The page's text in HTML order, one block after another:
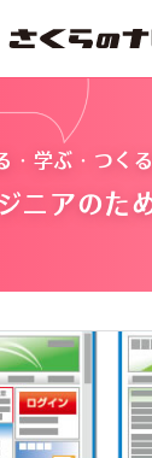
・学ぶ・つく
ニアのた